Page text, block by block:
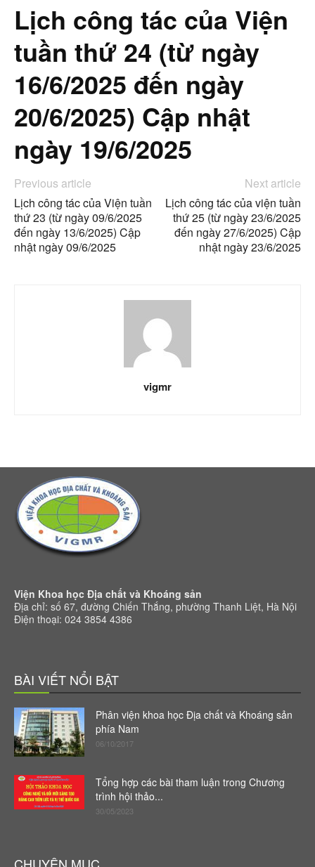
Lịch công tác của Viện
tuần thứ 24 (từ ngày
16/6/2025 đến ngày
20/6/2025) Cập nhật
ngày 19/6/2025
Previous article
Lịch công tác của Viện tuần
thứ 23 (từ ngày 09/6/2025
đến ngày 13/6/2025) Cập
nhật ngày 09/6/2025
Next article
Lịch công tác của viện tuần
thứ 25 (từ ngày 23/6/2025
đến ngày 27/6/2025) Cập
nhật ngày 23/6/2025
vigmr
Viện Khoa học Địa chất và Khoáng sản
Địa chỉ: số 67, đường Chiến Thắng, phường Thanh Liệt, Hà Nội
Điện thoại: 024 3854 4386
BÀI VIẾT NỔI BẬT
Phân viện khoa học Địa chất và Khoáng sản
phía Nam
06/10/2017
Tổng hợp các bài tham luận trong Chương
trình hội thảo...
30/05/2023